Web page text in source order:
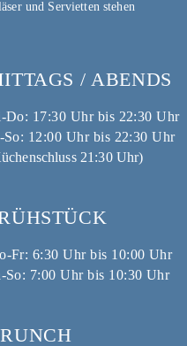
/ ABENDS
Do: 17:30 Uhr bis 22:30 Uhr
So: 12:00 Uhr bis 22:30 Uhr
21:30 Uhr)
Fr: 6:30Uhrbis 10:00 Uhr
So: 7:00Uhrbis 10:30 Uhr